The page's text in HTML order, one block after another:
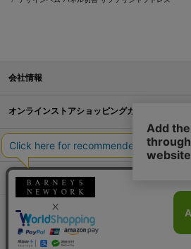
会社情報
オンラインストアショッピングガイド
店舗情報
サービス
BLOG